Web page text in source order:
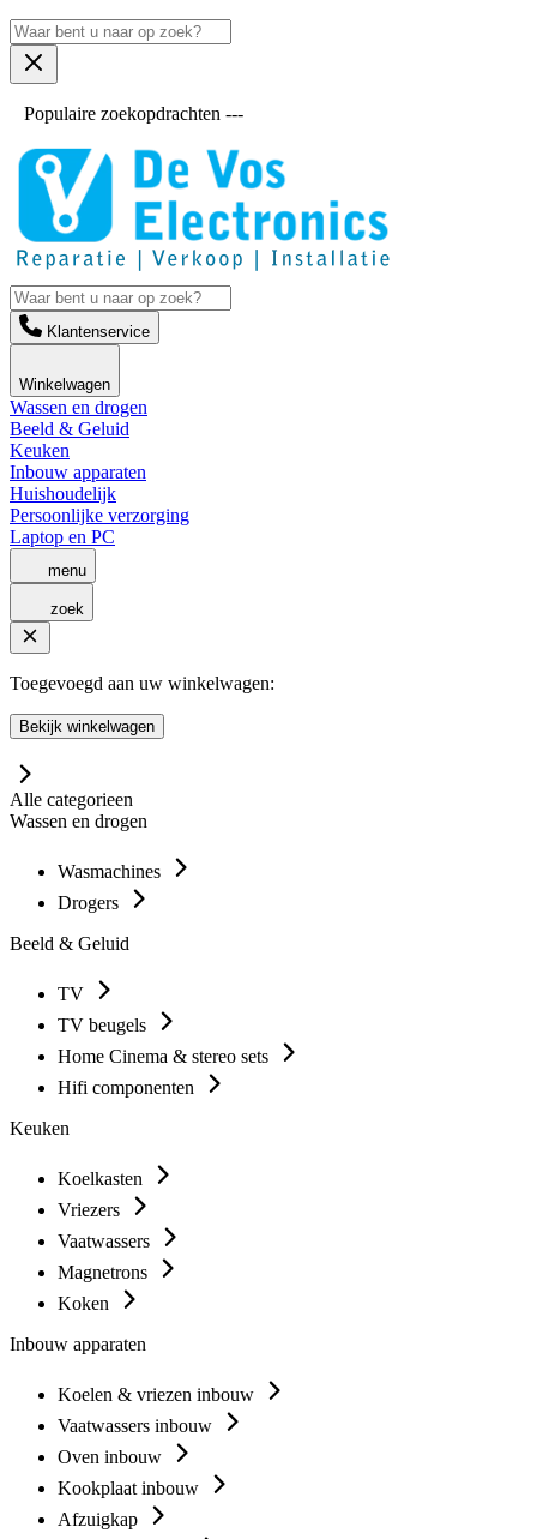
Populaire zoekopdrachten ---
Klantenservice
Winkelwagen
Wassen en drogen
Beeld & Geluid
Keuken
Inbouw apparaten
Huishoudelijk
Persoonlijke verzorging
Laptop en PC
menu
zoek
Toegevoegd aan uw winkelwagen:
Bekijk winkelwagen
Alle categorieen
Wassen en drogen
Wasmachines
Drogers
Beeld & Geluid
TV
TV beugels
Home Cinema & stereo sets
Hifi componenten
Keuken
Koelkasten
Vriezers
Vaatwassers
Magnetrons
Koken
Inbouw apparaten
Koelen & vriezen inbouw
Vaatwassers inbouw
Oven inbouw
Kookplaat inbouw
Afzuigkap